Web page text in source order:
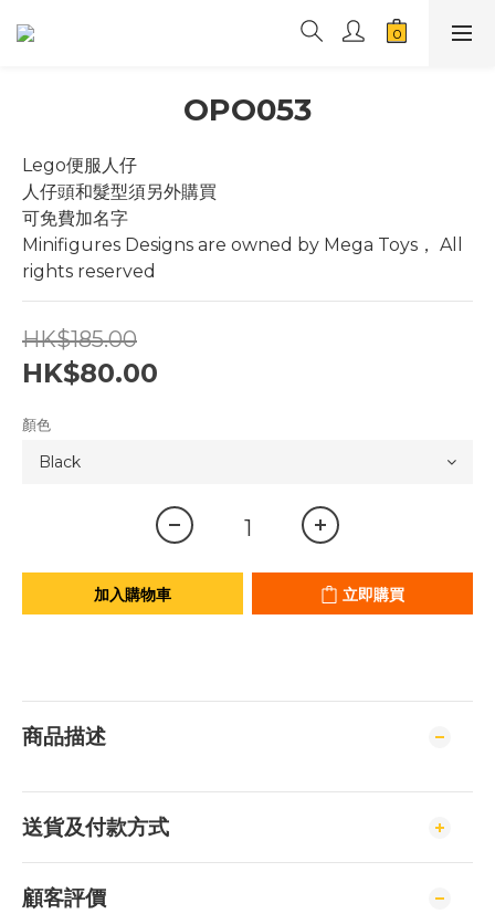
OPO053
Lego便服人仔
人仔頭和髮型須另外購買
可免費加名字
Minifigures Designs are owned by Mega Toys， All
rights reserved
HK$185.00
HK$80.00
顏色
加入購物車 立即購買
商品描述
送貨及付款方式
顧客評價